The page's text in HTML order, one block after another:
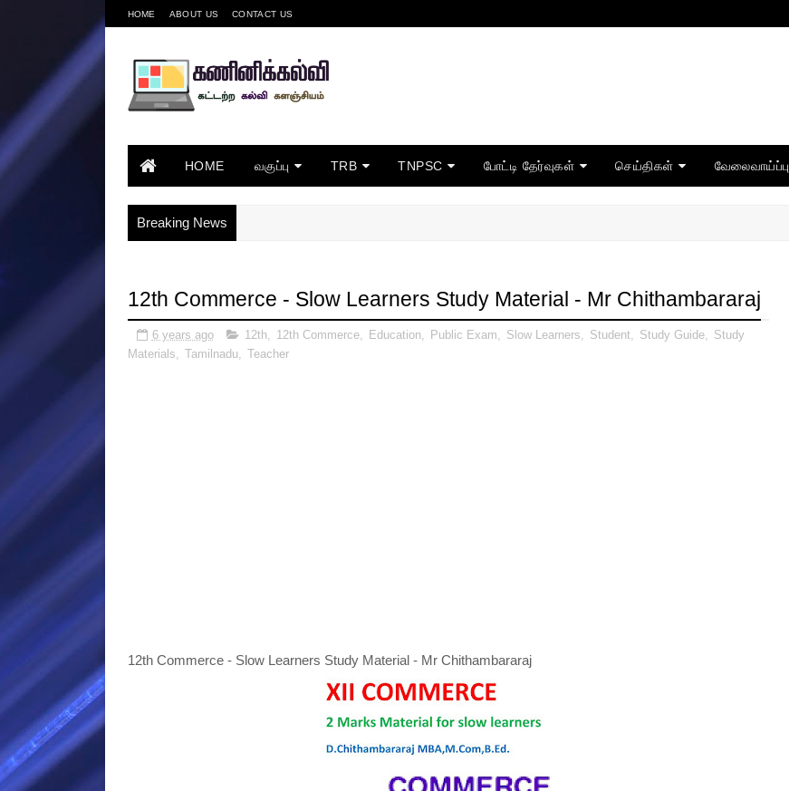
HOME ABOUT US CONTACT US
HOME வகுப்பு TRB TNPSC போட்டி தேர்வுகள் செய்திகள் வேலைவாய்ப்பு
Breaking News
12th Commerce - Slow Learners Study Material - Mr Chithambararaj
6 years ago 12th, 12th Commerce, Education, Public Exam, Slow Learners, Student, Study Guide, Study
Materials, Tamilnadu, Teacher
12th Commerce - Slow Learners Study Material - Mr Chithambararaj